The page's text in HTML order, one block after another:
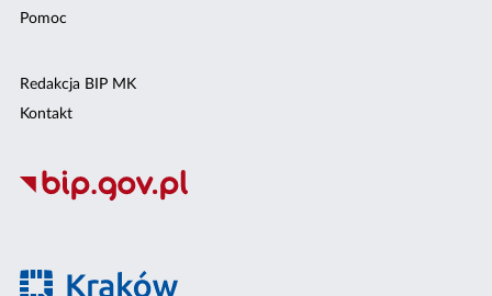
Pomoc
Redakcja BIP MK
Kontakt